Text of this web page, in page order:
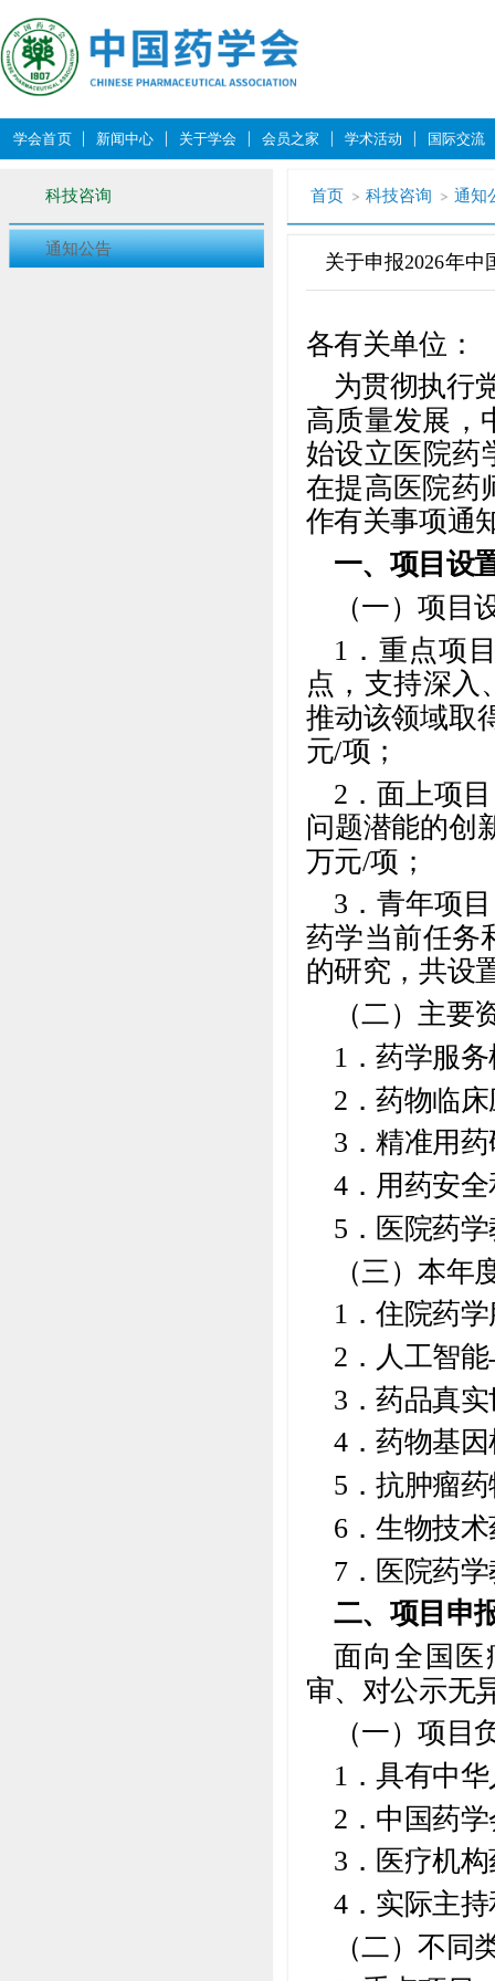
学会首页 新闻中心 关于学会 会员之家 学术活动 国际交流
科技咨询
通知公告
首页 科技咨询 通知
关于申报2026年
各有关单位：
为贯彻执行
高质量发展，
始设立医院药
在提高医院药
作有关事项通
一、项目设
（一）项目
1．重点项
点，支持深入
推动该领域取
元/项；
2．面上项
问题潜能的创
万元/项；
3．青年项
药学当前任务
的研究，共设
（二）主要
1．药学服
2．药物临
3．精准用
4．用药安
5．医院药
（三）本年
1．住院药
2．人工智
3．药品真
4．药物基
5．抗肿瘤
6．生物技
7．医院药
二、项目申
面向全国医
审、对公示无
（一）项目
1．具有中
2．中国药
3．医疗机
4．实际主
（二）不同